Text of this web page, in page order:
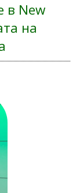
в New
на